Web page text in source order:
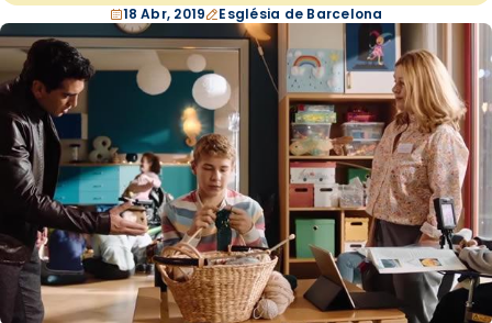
18 Abr, 2019 Església de Barcelona